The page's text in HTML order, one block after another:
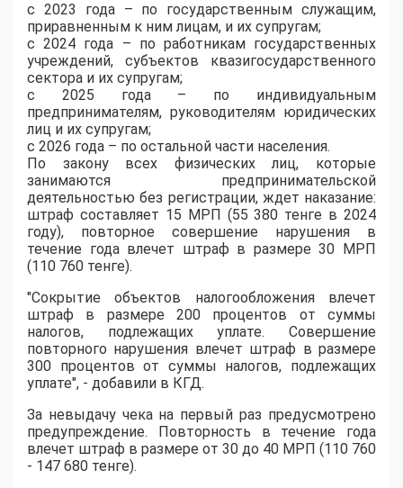
с 2023 года – по государственным служащим,
приравненным к ним лицам, и их супругам;
с 2024 года – по работникам государственных
учреждений, субъектов квазигосударственного
сектора и их супругам;
с 2025 года – по индивидуальным
предпринимателям, руководителям юридических
лиц и их супругам;
с 2026 года – по остальной части населения.
По закону всех физических лиц, которые
занимаются предпринимательской
деятельностью без регистрации, ждет наказание:
штраф составляет 15 МРП (55 380 тенге в 2024
году), повторное совершение нарушения в
течение года влечет штраф в размере 30 МРП
(110 760 тенге).
"Сокрытие объектов налогообложения влечет
штраф в размере 200 процентов от суммы
налогов, подлежащих уплате. Совершение
повторного нарушения влечет штраф в размере
300 процентов от суммы налогов, подлежащих
уплате", - добавили в КГД.
За невыдачу чека на первый раз предусмотрено
предупреждение. Повторность в течение года
влечет штраф в размере от 30 до 40 МРП (110 760
- 147 680 тенге).